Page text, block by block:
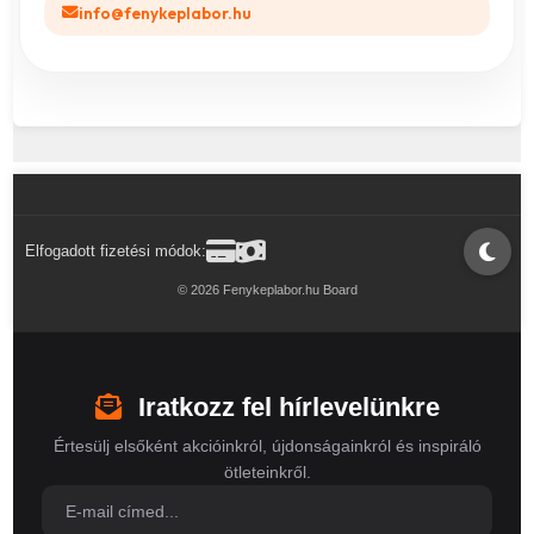
info@fenykeplabor.hu
Elfogadott fizetési módok:
© 2026 Fenykeplabor.hu Board
Iratkozz fel hírlevelünkre
Értesülj elsőként akcióinkról, újdonságainkról és inspiráló
ötleteinkről.